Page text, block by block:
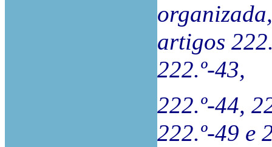
artigos
222.º-43,
222.º-44,
222.º-49 e